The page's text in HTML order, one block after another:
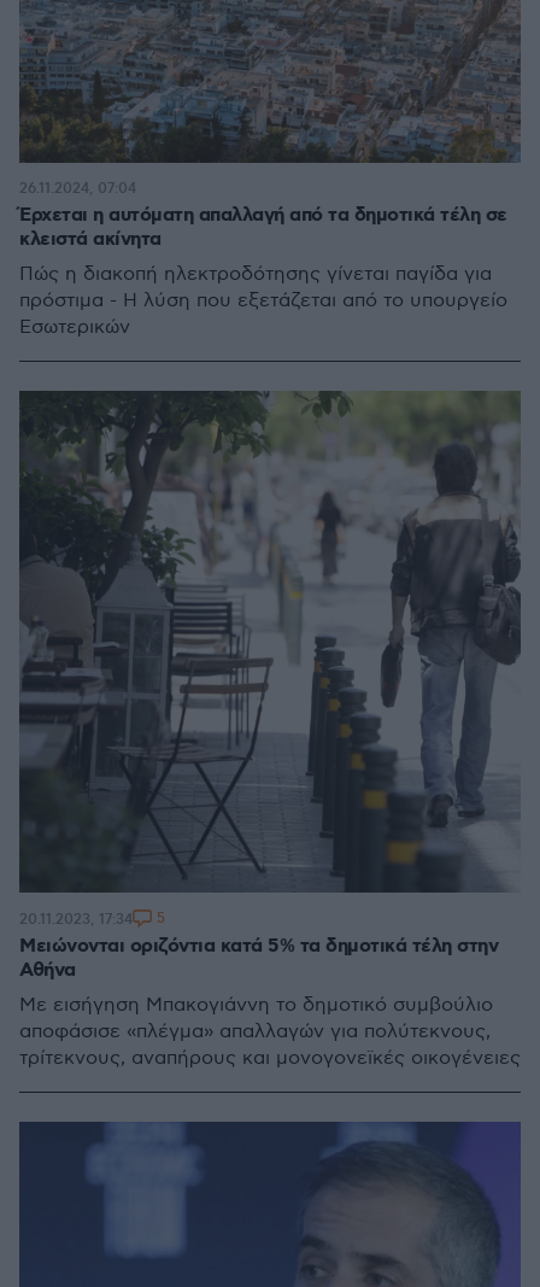
Έρχεται η αυτόματη απαλλαγή από τα δημοτικά τέλη σε
κλειστά ακίνητα
Πώς η διακοπή ηλεκτροδότησης γίνεται παγίδα για
πρόστιμα - Η λύση που εξετάζεται από το υπουργείο
Εσωτερικών
26.11.2024, 07:04
Μειώνονται οριζόντια κατά 5% τα δημοτικά τέλη στην
Αθήνα
Με εισήγηση Μπακογιάννη το δημοτικό συμβούλιο
αποφάσισε «πλέγμα» απαλλαγών για πολύτεκνους,
τρίτεκνους, αναπήρους και μονογονεϊκές οικογένειες
20.11.2023, 17:34 5